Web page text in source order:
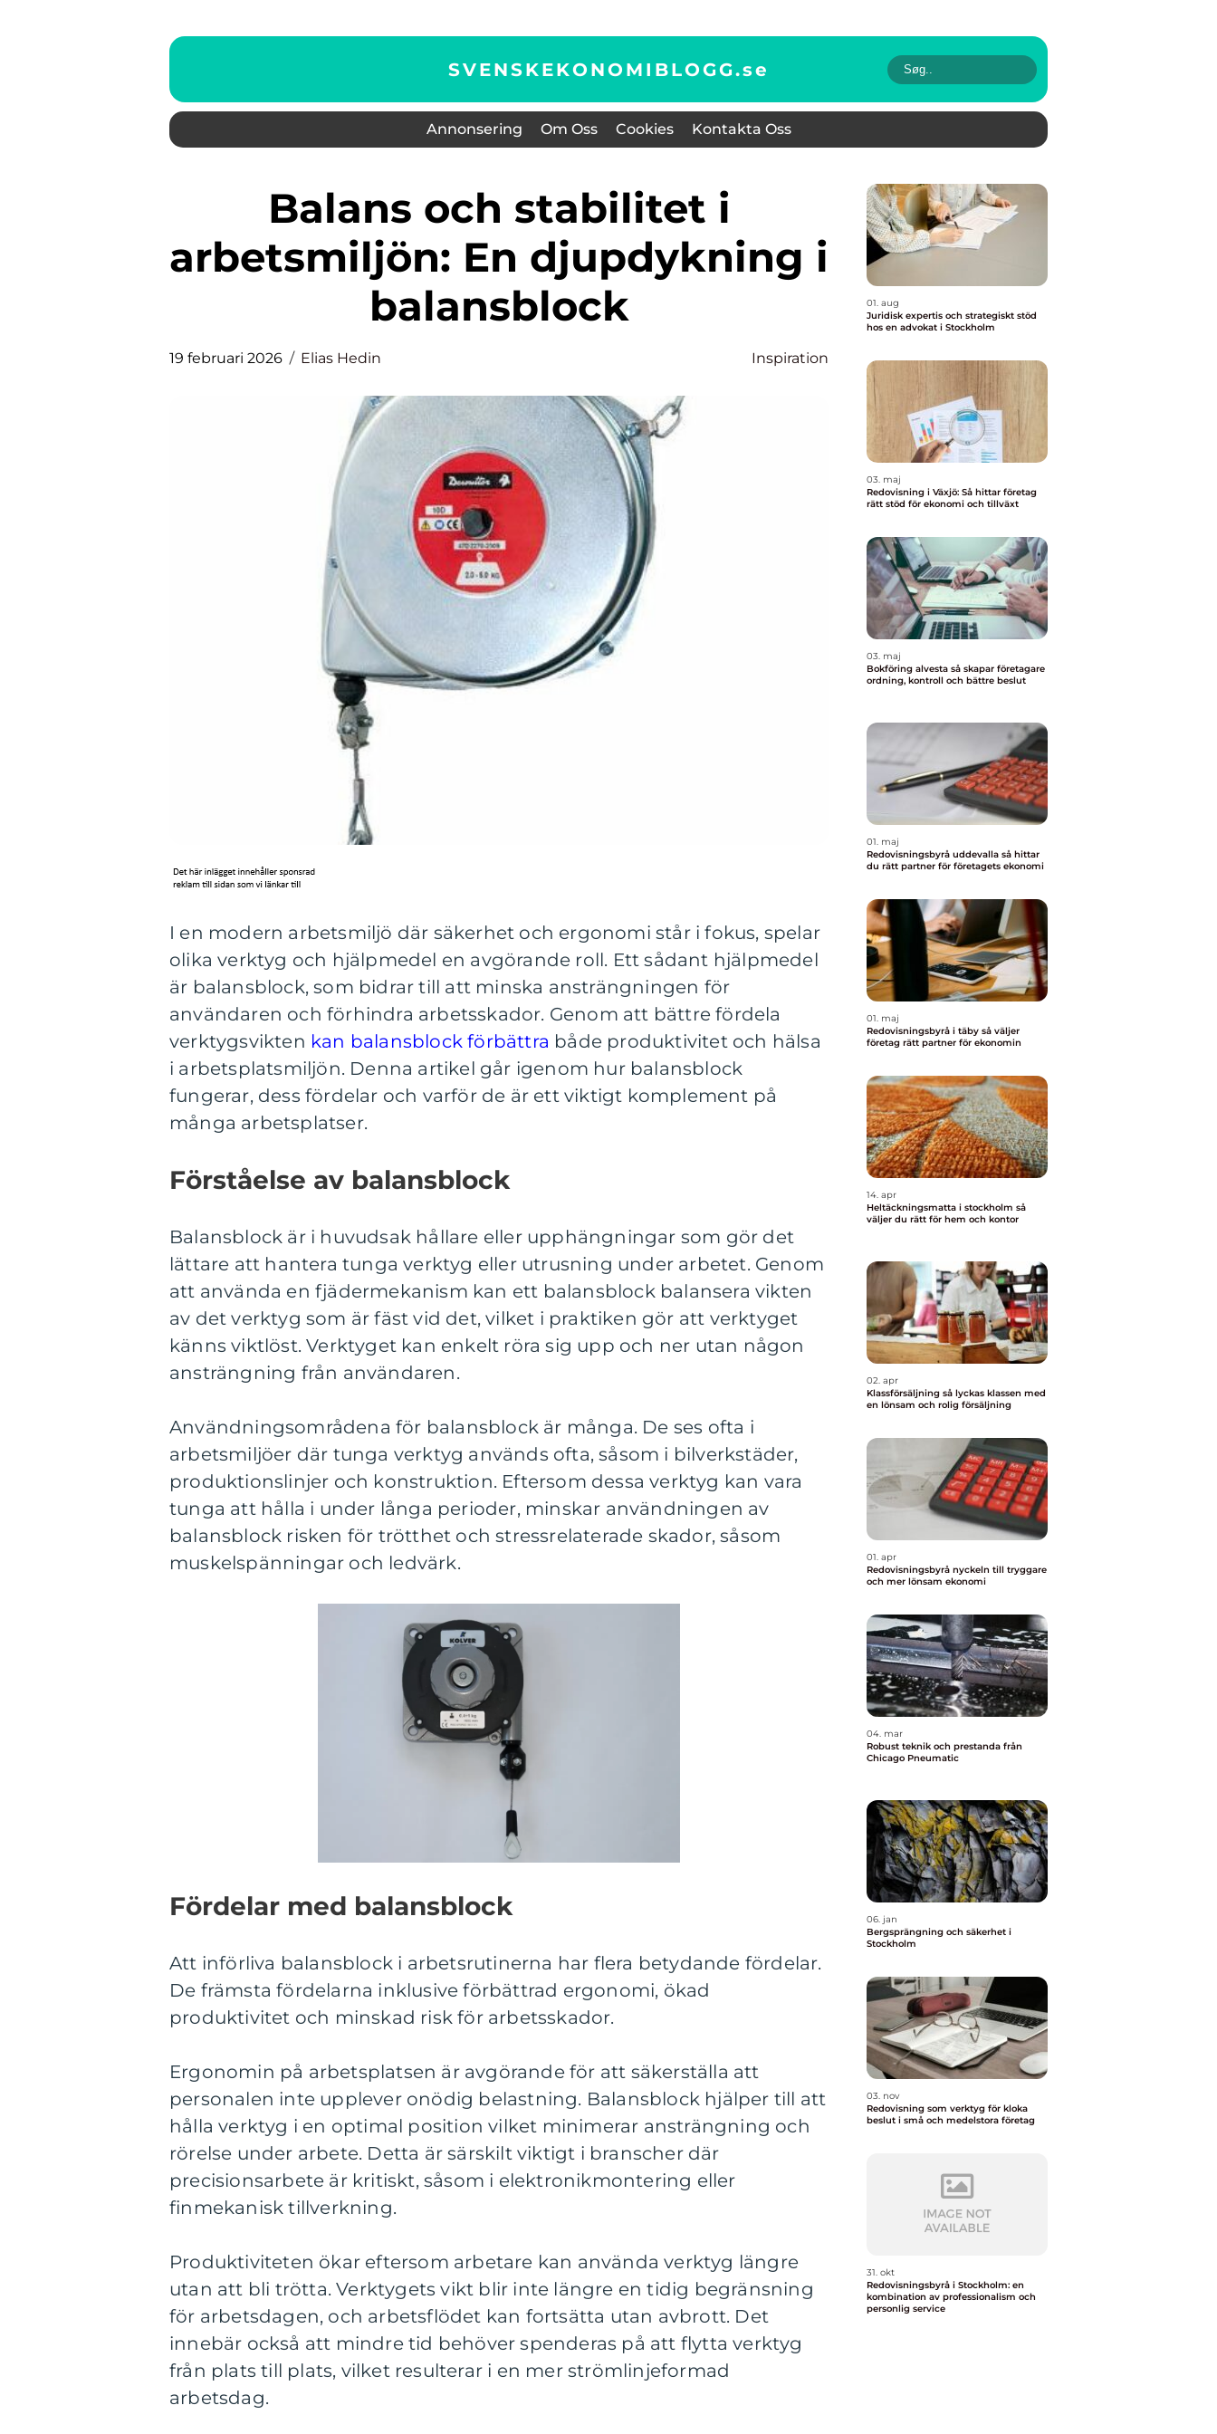
SVENSKEKONOMIBLOGG.se
Annonsering Om Oss Cookies Kontakta Oss
Balans och stabilitet i
arbetsmiljön: En djupdykning i
balansblock
19 februari 2026 Elias Hedin Inspiration
I en modern arbetsmiljö där säkerhet och ergonomi står i fokus, spelar
olika verktyg och hjälpmedel en avgörande roll. Ett sådant hjälpmedel
är balansblock, som bidrar till att minska ansträngningen för
användaren och förhindra arbetsskador. Genom att bättre fördela
verktygsvikten kan balansblock förbättra både produktivitet och hälsa
i arbetsplatsmiljön. Denna artikel går igenom hur balansblock
fungerar, dess fördelar och varför de är ett viktigt komplement på
många arbetsplatser.
Förståelse av balansblock
Balansblock är i huvudsak hållare eller upphängningar som gör det
lättare att hantera tunga verktyg eller utrusning under arbetet. Genom
att använda en fjädermekanism kan ett balansblock balansera vikten
av det verktyg som är fäst vid det, vilket i praktiken gör att verktyget
känns viktlöst. Verktyget kan enkelt röra sig upp och ner utan någon
ansträngning från användaren.
Användningsområdena för balansblock är många. De ses ofta i
arbetsmiljöer där tunga verktyg används ofta, såsom i bilverkstäder,
produktionslinjer och konstruktion. Eftersom dessa verktyg kan vara
tunga att hålla i under långa perioder, minskar användningen av
balansblock risken för trötthet och stressrelaterade skador, såsom
muskelspänningar och ledvärk.
Fördelar med balansblock
Att införliva balansblock i arbetsrutinerna har flera betydande fördelar.
De främsta fördelarna inklusive förbättrad ergonomi, ökad
produktivitet och minskad risk för arbetsskador.
Ergonomin på arbetsplatsen är avgörande för att säkerställa att
personalen inte upplever onödig belastning. Balansblock hjälper till att
hålla verktyg i en optimal position vilket minimerar ansträngning och
rörelse under arbete. Detta är särskilt viktigt i branscher där
precisionsarbete är kritiskt, såsom i elektronikmontering eller
finmekanisk tillverkning.
Produktiviteten ökar eftersom arbetare kan använda verktyg längre
utan att bli trötta. Verktygets vikt blir inte längre en tidig begränsning
för arbetsdagen, och arbetsflödet kan fortsätta utan avbrott. Det
innebär också att mindre tid behöver spenderas på att flytta verktyg
från plats till plats, vilket resulterar i en mer strömlinjeformad
arbetsdag.
01. aug
Juridisk expertis och strategiskt stöd
hos en advokat i Stockholm
03. maj
Redovisning i Växjö: Så hittar företag
rätt stöd för ekonomi och tillväxt
03. maj
Bokföring alvesta så skapar företagare
ordning, kontroll och bättre beslut
01. maj
Redovisningsbyrå uddevalla så hittar
du rätt partner för företagets ekonomi
01. maj
Redovisningsbyrå i täby så väljer
företag rätt partner för ekonomin
14. apr
Heltäckningsmatta i stockholm så
väljer du rätt för hem och kontor
02. apr
Klassförsäljning så lyckas klassen med
en lönsam och rolig försäljning
01. apr
Redovisningsbyrå nyckeln till tryggare
och mer lönsam ekonomi
04. mar
Robust teknik och prestanda från
Chicago Pneumatic
06. jan
Bergsprängning och säkerhet i
Stockholm
03. nov
Redovisning som verktyg för kloka
beslut i små och medelstora företag
31. okt
Redovisningsbyrå i Stockholm: en
kombination av professionalism och
personlig service